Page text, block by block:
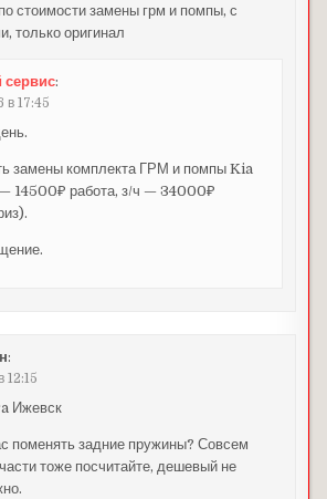
стоимости замены грм и помпы, с
только оригинал
сервис:
в 17:45
замены комплекта ГРМ и помпы Kia
14500₽ работа, з/ч — 34000₽
:
12:15
Ижевск
поменять задние пружины? Совсем
тоже посчитайте, дешевый не